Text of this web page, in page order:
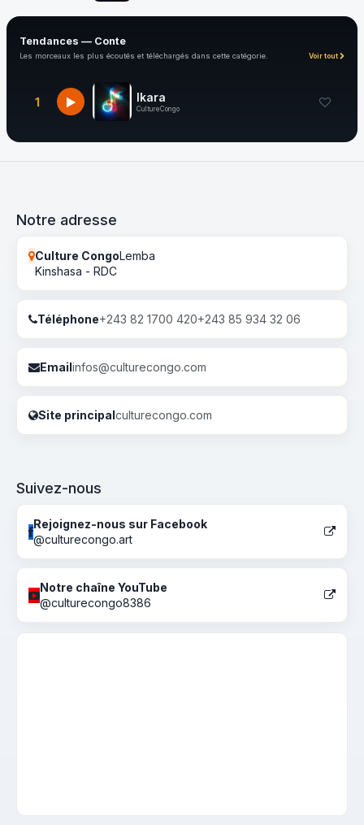
Tendances — Conte
Les morceaux les plus écoutés et téléchargés dans cette catégorie. Voir tout
1 Ikara
CultureCongo
Notre adresse
Culture CongoLemba
Kinshasa - RDC
Téléphone+243 82 1700 420+243 85 934 32 06
Emailinfos@culturecongo.com
Site principalculturecongo.com
Suivez-nous
Rejoignez-nous sur Facebook
@culturecongo.art
Notre chaîne YouTube
@culturecongo8386